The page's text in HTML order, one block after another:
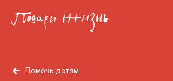
Помочь детям